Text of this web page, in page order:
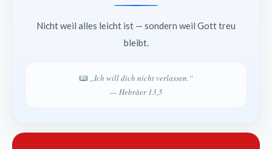
Nicht weil alles leicht ist — sondern weil Gott treu
bleibt.
„Ich will dich nicht verlassen.“
— Hebräer 13,5